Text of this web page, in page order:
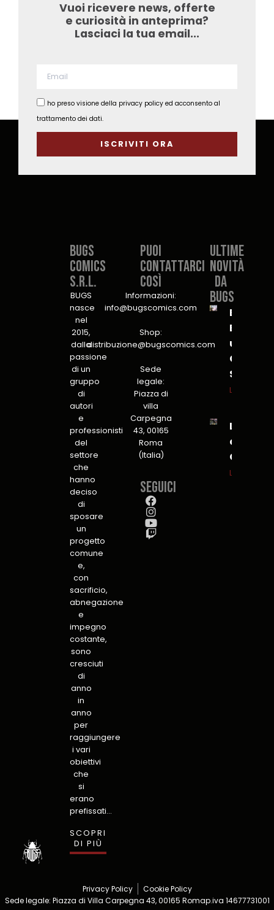
Vuoi ricevere news, offerte
e curiosità in anteprima?
Lasciaci la tua email...​
ho preso visione della privacy policy ed acconsento al
trattamento dei dati.
ISCRIVITI ORA
Bugs
Comics
S.r.l.​
BUGS
nasce
nel
2015,
dalla
passione
di un
gruppo
di
autori
e
professionisti
del
settore
che
hanno
deciso
di
sposare
un
progetto
comune
e,
con
sacrificio,
abnegazione
e
impegno
costante,
sono
cresciuti
di
anno
in
anno
per
raggiungere
i vari
obiettivi
che
si
erano
prefissati…
SCOPRI
DI PIÙ
PUOI
CONTATTARCI
COSÌ​
Informazioni:
info@bugscomics.com
Shop:
distribuzione@bugscomics.com
Sede
legale:
Piazza di
villa
Carpegna
43, 00165
Roma
(Italia)
Seguici
Ultime
novità
da
Bugs
B.U.G.S.
Bureau
unit for
Global
Security
Leggi tutto
a Lucca
C&G
Leggi tutto
Privacy Policy
Cookie Policy
Sede legale: Piazza di Villa Carpegna 43, 00165 Romap.iva 14677731001